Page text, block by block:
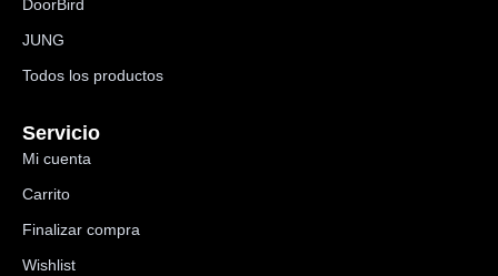
DoorBird
JUNG
Todos los productos
Servicio
Mi cuenta
Carrito
Finalizar compra
Wishlist